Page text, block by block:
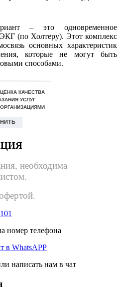
– это одновременное
(по Холтеру). Этот комплекс
основных характеристик
которые не могут быть
способами.
необходима
номер телефона
написать нам в чат